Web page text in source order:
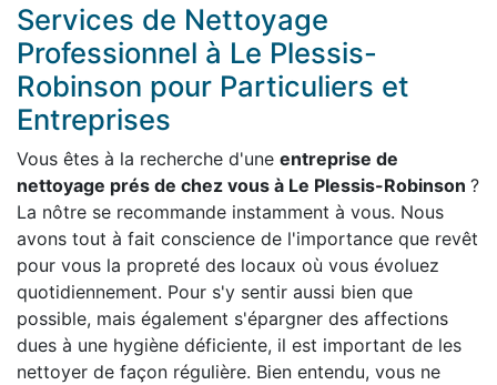
Services de Nettoyage
Professionnel à Le Plessis-
Robinson pour Particuliers et
Entreprises
Vous êtes à la recherche d'une entreprise de
nettoyage prés de chez vous à Le Plessis-Robinson ?
La nôtre se recommande instamment à vous. Nous
avons tout à fait conscience de l'importance que revêt
pour vous la propreté des locaux où vous évoluez
quotidiennement. Pour s'y sentir aussi bien que
possible, mais également s'épargner des affections
dues à une hygiène déficiente, il est important de les
nettoyer de façon régulière. Bien entendu, vous ne